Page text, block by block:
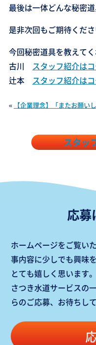
最後は一体どんな秘密
是非次回もご期待くださ
今回秘密道具を教えて
古川 スタッフ紹介は
辻本 スタッフ紹介は
« 【企業理念】「またお願い
スタッ
応募
ホームページをご覧いた
事内容に少しでも興味
とても嬉しく思います。
さつき水道サービスの
らのご応募、お待ちし